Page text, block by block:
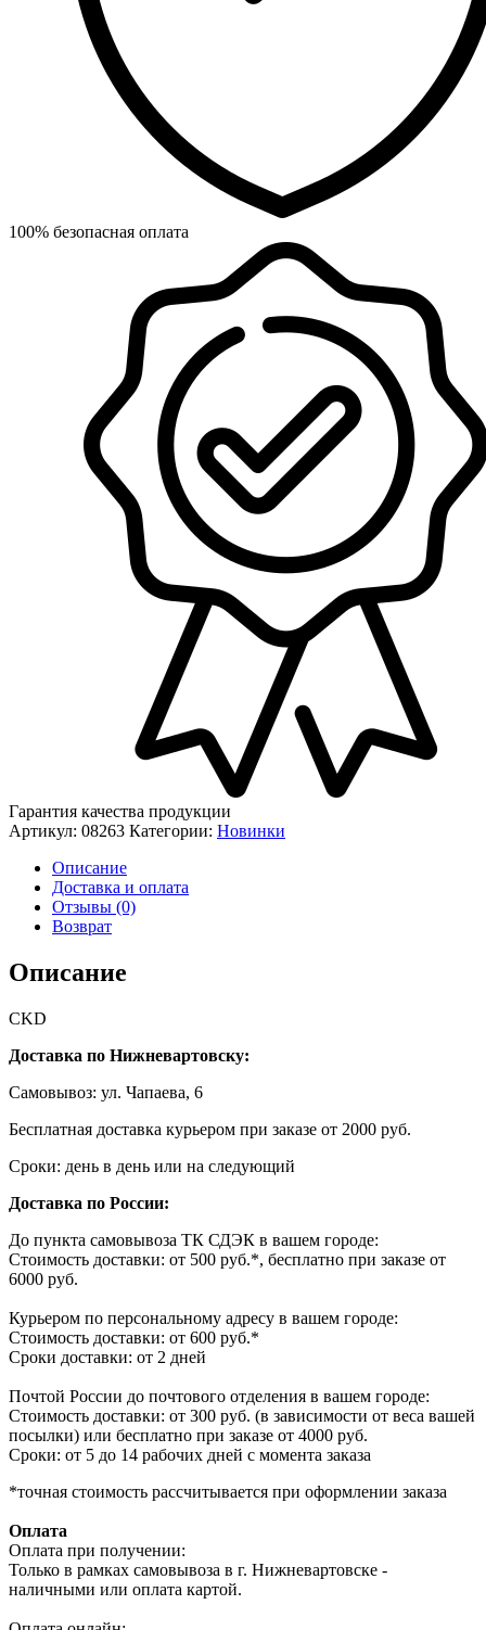
100% безопасная оплата
Гарантия качества продукции
Артикул: 08263 Категории: Новинки
Описание
Доставка и оплата
Отзывы (0)
Возврат
Описание
CKD
Доставка по Нижневартовску:
Самовывоз: ул. Чапаева, 6
Бесплатная доставка курьером при заказе от 2000 руб.
Сроки: день в день или на следующий
Доставка по России:
До пункта самовывоза ТК СДЭК в вашем городе:
Стоимость доставки: от 500 руб.*, бесплатно при заказе от
6000 руб.
Курьером по персональному адресу в вашем городе:
Стоимость доставки: от 600 руб.*
Сроки доставки: от 2 дней
Почтой России до почтового отделения в вашем городе:
Стоимость доставки: от 300 руб. (в зависимости от веса вашей
посылки) или бесплатно при заказе от 4000 руб.
Сроки: от 5 до 14 рабочих дней с момента заказа
*точная стоимость рассчитывается при оформлении заказа
Оплата
Оплата при получении:
Только в рамках самовывоза в г. Нижневартовске -
наличными или оплата картой.